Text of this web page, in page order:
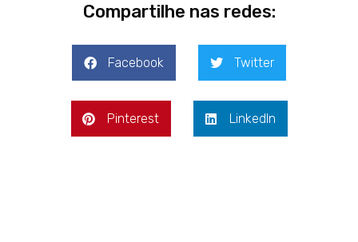
Compartilhe nas redes:
Facebook Twitter
Pinterest LinkedIn